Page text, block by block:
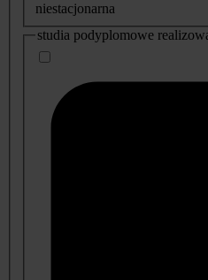
niestacjonarna
studia podyplomowe